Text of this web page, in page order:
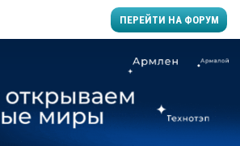
ПЕРЕЙТИ НА ФОРУМ
производство SPC